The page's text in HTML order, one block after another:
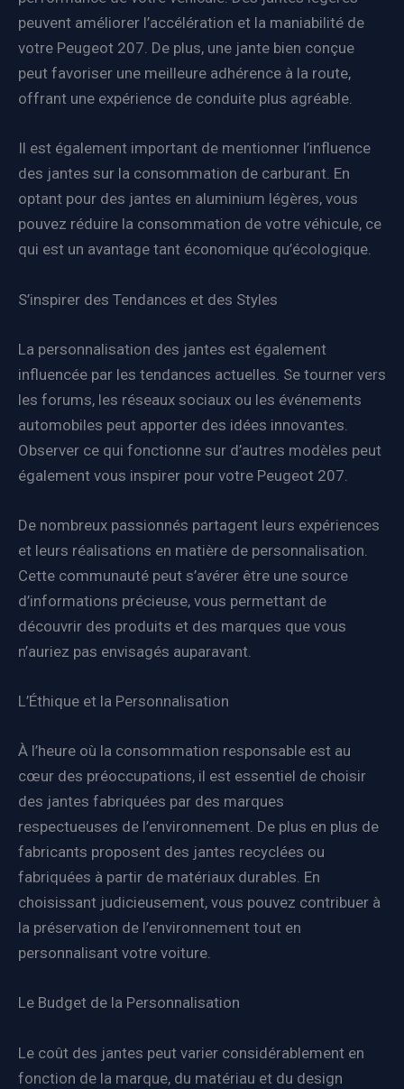
peuvent améliorer l’accélération et la maniabilité de
votre Peugeot 207. De plus, une jante bien conçue
peut favoriser une meilleure adhérence à la route,
offrant une expérience de conduite plus agréable.
Il est également important de mentionner l’influence
des jantes sur la consommation de carburant. En
optant pour des jantes en aluminium légères, vous
pouvez réduire la consommation de votre véhicule, ce
qui est un avantage tant économique qu’écologique.
S’inspirer des Tendances et des Styles
La personnalisation des jantes est également
influencée par les tendances actuelles. Se tourner vers
les forums, les réseaux sociaux ou les événements
automobiles peut apporter des idées innovantes.
Observer ce qui fonctionne sur d’autres modèles peut
également vous inspirer pour votre Peugeot 207.
De nombreux passionnés partagent leurs expériences
et leurs réalisations en matière de personnalisation.
Cette communauté peut s’avérer être une source
d’informations précieuse, vous permettant de
découvrir des produits et des marques que vous
n’auriez pas envisagés auparavant.
L’Éthique et la Personnalisation
À l’heure où la consommation responsable est au
cœur des préoccupations, il est essentiel de choisir
des jantes fabriquées par des marques
respectueuses de l’environnement. De plus en plus de
fabricants proposent des jantes recyclées ou
fabriquées à partir de matériaux durables. En
choisissant judicieusement, vous pouvez contribuer à
la préservation de l’environnement tout en
personnalisant votre voiture.
Le Budget de la Personnalisation
Le coût des jantes peut varier considérablement en
fonction de la marque, du matériau et du design